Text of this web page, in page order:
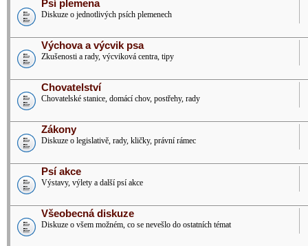
Psí plemena
Diskuze o jednotlivých psích plemenech
Výchova a výcvik psa
Zkušenosti a rady, výcviková centra, tipy
Chovatelství
Chovatelské stanice, domácí chov, postřehy, rady
Zákony
Diskuze o legislativě, rady, kličky, právní rámec
Psí akce
Výstavy, výlety a další psí akce
Všeobecná diskuze
Diskuze o všem možném, co se nevešlo do ostatních témat